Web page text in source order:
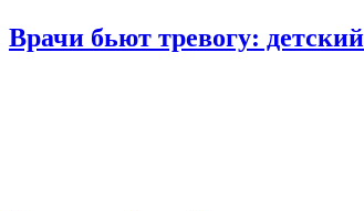
Врачи бьют тревогу: